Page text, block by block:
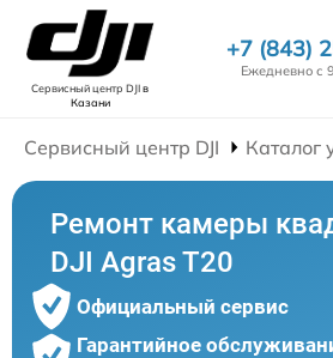
Сервисный центр DJIв
Казани
+7 (843)
Ежедневно с
Сервисный центр DJI Каталог
Ремонт камеры
DJI Agras T20
Официальный сервис
Гарантийное